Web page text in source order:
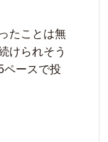
たことは無
けられそう
ペースで投